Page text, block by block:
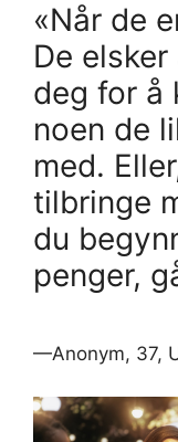
«Når de
De
deg for å
noen de
med.
tilbringe
du
penger,
—Anonym, 37,